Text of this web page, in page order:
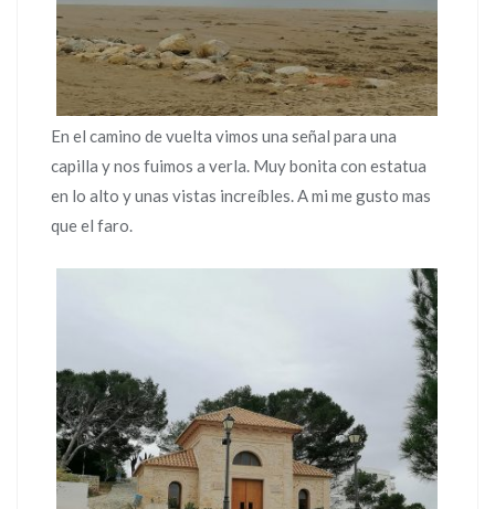
En el camino de vuelta vimos una señal para una
capilla y nos fuimos a verla. Muy bonita con estatua
en lo alto y unas vistas increíbles. A mi me gusto mas
que el faro.